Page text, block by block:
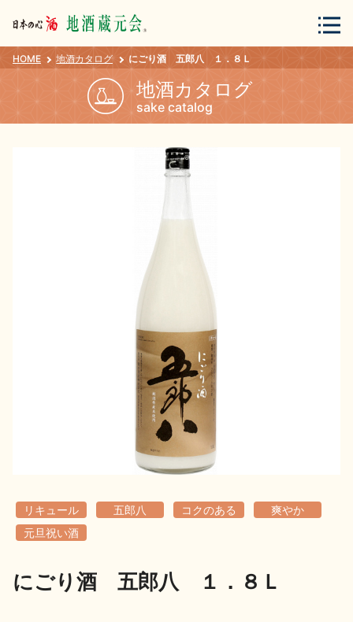
会員登録 ログイン
地酒カタログ
地酒解体新書
お楽しみコンテンツ
HOME 地酒カタログ にごり酒 五郎八 １．８Ｌ
地酒カタログ
sake catalog
リキュール 五郎八 コクのある
爽やか
元旦祝い酒
にごり酒 五郎八 １．８Ｌ